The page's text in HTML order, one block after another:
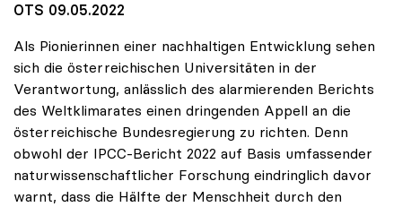
OTS 09.05.2022
Als Pionierinnen einer nachhaltigen Entwicklung sehen
sich die österreichischen Universitäten in der
Verantwortung, anlässlich des alarmierenden Berichts
des Weltklimarates einen dringenden Appell an die
österreichische Bundesregierung zu richten. Denn
obwohl der IPCC-Bericht 2022 auf Basis umfassender
naturwissenschaftlicher Forschung eindringlich davor
warnt, dass die Hälfte der Menschheit durch den